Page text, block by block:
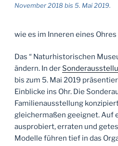
November 2018 bis 5. Mai 2019.
wie es im Inneren eines
Das “ Naturhistorischen
ändern. In der
bis zum 5. Mai 2019
Einblicke ins Ohr. Die
Familienausstellung
gleichermaßen geeignet. Auf
ausprobiert, erraten und
Modelle führen tief in das